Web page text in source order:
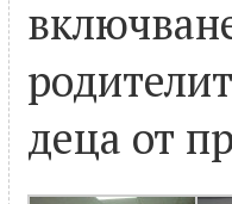
деца от